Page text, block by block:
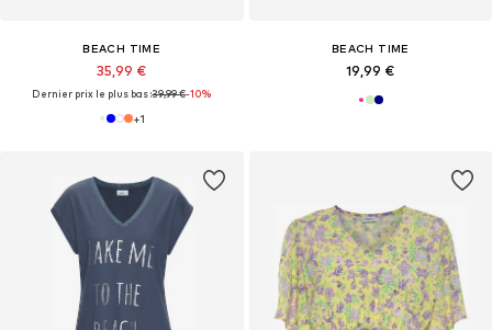
BEACH TIME
35,99 €
Dernier prix le plus bas :39,99 €-10%
+1
BEACH TIME
19,99 €